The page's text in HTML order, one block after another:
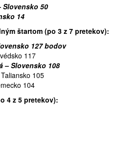
Slovensko 50
14
štartom (po 3 z 7 pretekov):
127 bodov
117
– Slovensko 108
105
104
4 z 5 pretekov):